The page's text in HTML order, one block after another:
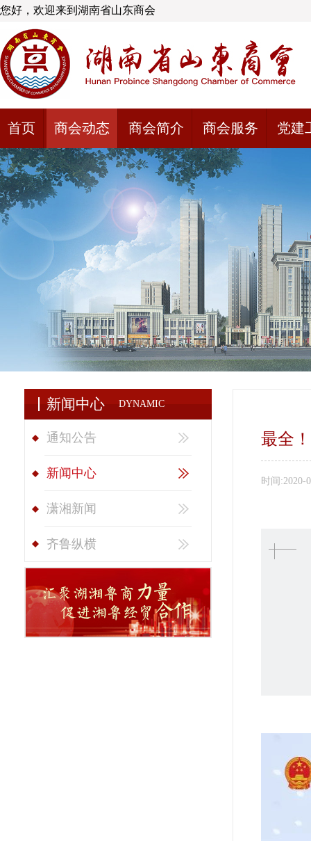
您好，欢迎来到湖南省山东商会
首页 商会动态 商会简介 商会服务 党建
新闻中心 DYNAMIC
通知公告
新闻中心
潇湘新闻
齐鲁纵横
最全
时间:2020-